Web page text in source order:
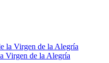
Virgen de la Alegría